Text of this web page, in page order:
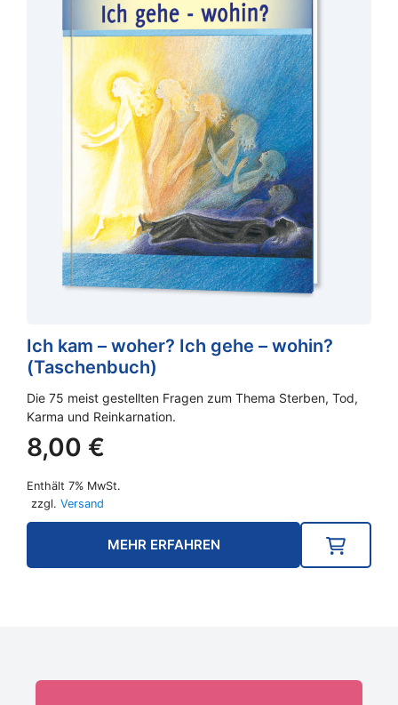
Ich kam – woher? Ich gehe – wohin?
(Taschenbuch)
Die 75 meist gestellten Fragen zum Thema Sterben, Tod,
Karma und Reinkarnation.
8,00 €
Enthält 7% MwSt.
zzgl. Versand
MEHR ERFAHREN